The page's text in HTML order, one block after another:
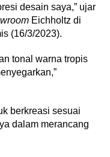
desain saya,” ujar
Eichholtz di
(16/3/2023).
tonal warna tropis
berkreasi sesuai
dalam merancang